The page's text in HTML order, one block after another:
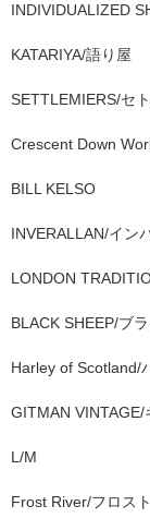
INDIVIDUALIZED
KATARIYA/語り屋
SETTLEMIERS/セ
Crescent Down
BILL KELSO
INVERALLAN/イン
LONDON
BLACK SHEEP/ブ
Harley of Scotland/
GITMAN
L/M
Frost River/フロス